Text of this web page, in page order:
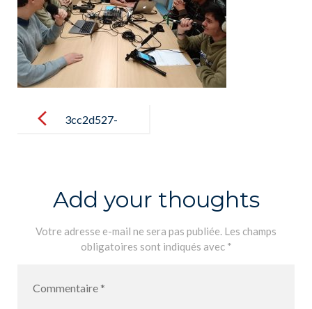
navigation3cc2d527-
d
Add your thoughts
Votre adresse e-mail ne sera pas publiée. Les champs
obligatoires sont indiqués avec *